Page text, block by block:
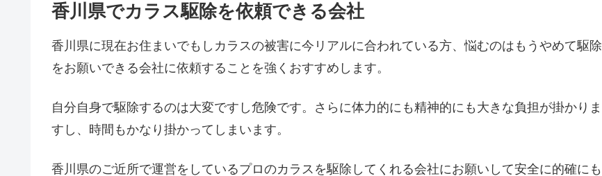
香川県でカラス駆除を依頼できる会社
香川県に現在お住まいでもしカラスの被害に今リアルに合われている方、悩むのはもうやめて駆除
をお願いできる会社に依頼することを強くおすすめします。
自分自身で駆除するのは大変ですし危険です。さらに体力的にも精神的にも大きな負担が掛かりま
すし、時間もかなり掛かってしまいます。
香川県のご近所で運営をしているプロのカラスを駆除してくれる会社にお願いして安全に的確にも